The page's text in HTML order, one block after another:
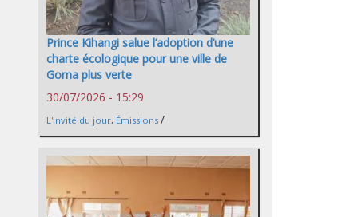
Prince Kihangi salue l’adoption d’une
charte écologique pour une ville de
Goma plus verte
30/07/2026 - 15:29
L'invité du jour, Émissions /